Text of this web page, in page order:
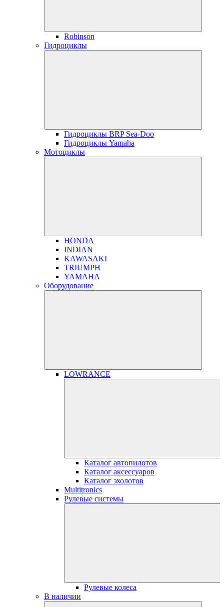
Robinson
Гидроциклы
Гидроциклы BRP Sea-Doo
Гидроциклы Yamaha
Мотоциклы
HONDA
INDIAN
KAWASAKI
TRIUMPH
YAMAHA
Оборудование
LOWRANCE
Каталог автопилотов
Каталог аксессуаров
Каталог эхолотов
Multitronics
Рулевые системы
Рулевые колеса
В наличии